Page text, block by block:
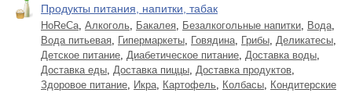
Продукты питания, напитки, табак
HoReCa, Алкоголь, Бакалея, Безалкогольные напитки, Вода,
Вода питьевая, Гипермаркеты, Говядина, Грибы, Деликатесы,
Детское питание, Диабетическое питание, Доставка воды,
Доставка еды, Доставка пиццы, Доставка продуктов,
Здоровое питание, Икра, Картофель, Колбасы, Кондитерские